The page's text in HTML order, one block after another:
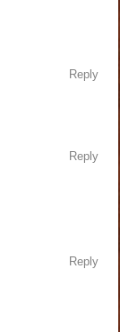
Reply
Reply
Reply